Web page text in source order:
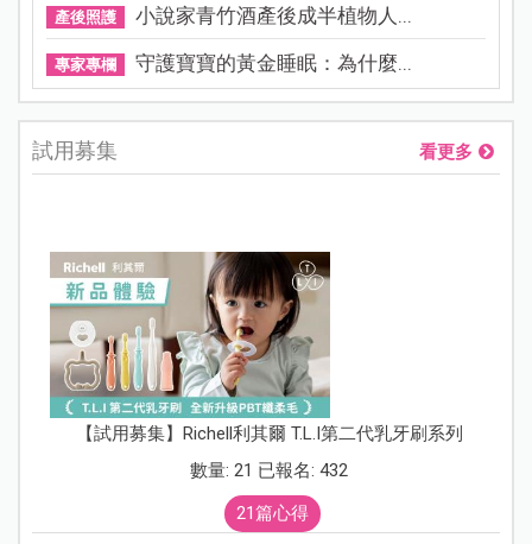
產後照護 小說家青竹酒產後成半植物人...
專家專欄 守護寶寶的黃金睡眠：為什麼...
試用募集 看更多
【試用募集】Richell利其爾 T.L.I第二代乳牙刷系列
數量: 21 已報名: 432
21篇心得